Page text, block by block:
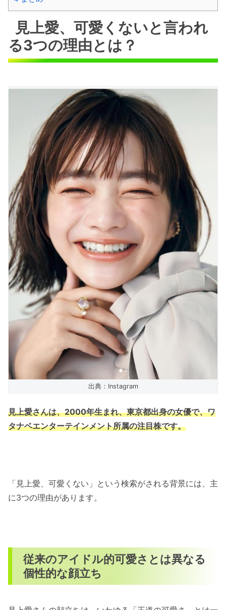
見上愛、可愛くないと言われ
る3つの理由とは？
出典：Instagram
見上愛さんは、2000年生まれ、東京都出身の女優で、ワ
タナベエンターテインメント所属の注目株です。
「見上愛、可愛くない」という検索がされる背景には、主
に3つの理由があります。
従来のアイドル的可愛さとは異なる
個性的な顔立ち